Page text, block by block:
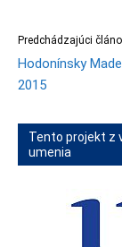
Predchádzajúci
Hodonínsky
2015
Tento projekt z
umenia